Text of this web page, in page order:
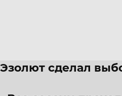
Эзолют сделал